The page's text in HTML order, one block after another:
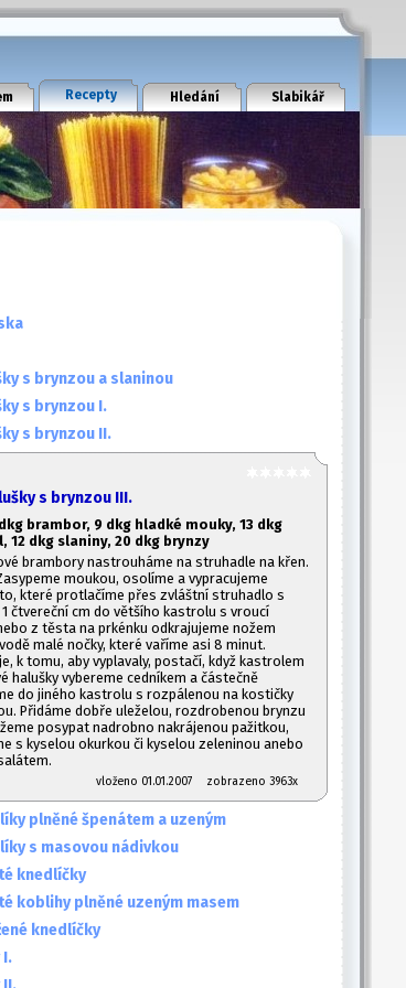
Recepty Hledání Slabikář
s brynzou a slaninou
s brynzou I.
s brynzou II.
s brynzou III.
brambor, 9 dkg hladké mouky, 13 dkg
12 dkg slaniny, 20 dkg brynzy
brambory nastrouháme na struhadle na křen.
moukou, osolíme a vypracujeme
které protlačíme přes zvláštní struhadlo s
čtvereční cm do většího kastrolu s vroucí
z těsta na prkénku odkrajujeme nožem
malé nočky, které vaříme asi 8 minut.
k tomu, aby vyplavaly, postačí, když kastrolem
halušky vybereme cedníkem a částečně
do jiného kastrolu s rozpálenou na kostičky
Přidáme dobře uleželou, rozdrobenou brynzu
posypat nadrobno nakrájenou pažitkou,
s kyselou okurkou či kyselou zeleninou anebo
vloženo 01.01.2007 zobrazeno 3963x
plněné špenátem a uzeným
s masovou nádivkou
knedlíčky
koblihy plněné uzeným masem
knedlíčky
I.